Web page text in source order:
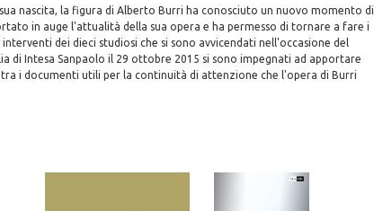
nascita, la figura di Alberto Burri ha conosciuto un nuovo momento di
in auge l'attualità della sua opera e ha permesso di tornare a fare i
dei dieci studiosi che si sono avvicendati nell'occasione del
di Intesa Sanpaolo il 29 ottobre 2015 si sono impegnati ad apportare
i documenti utili per la continuità di attenzione che l'opera di Burri